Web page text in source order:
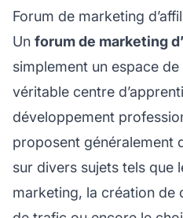
Forum de marketing
Un forum de marketing
simplement un espace
véritable centre
développement
proposent généralement
sur divers sujets tels que
marketing, la création de